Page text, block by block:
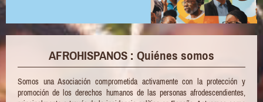
AFROHISPANOS : Quiénes somos
Somos una Asociación comprometida activamente con la protección y
promoción de los derechos humanos de las personas afrodescendientes,